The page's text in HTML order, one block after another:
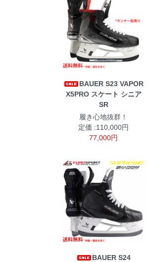
BAUER S23 VAPOR
X5PRO スケート シニア
SR
履き心地抜群！
定価 :110,000円
77,000円
BAUER S24